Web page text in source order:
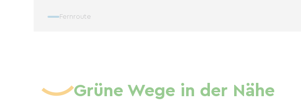
Fernroute
Grüne Wege in der Nähe